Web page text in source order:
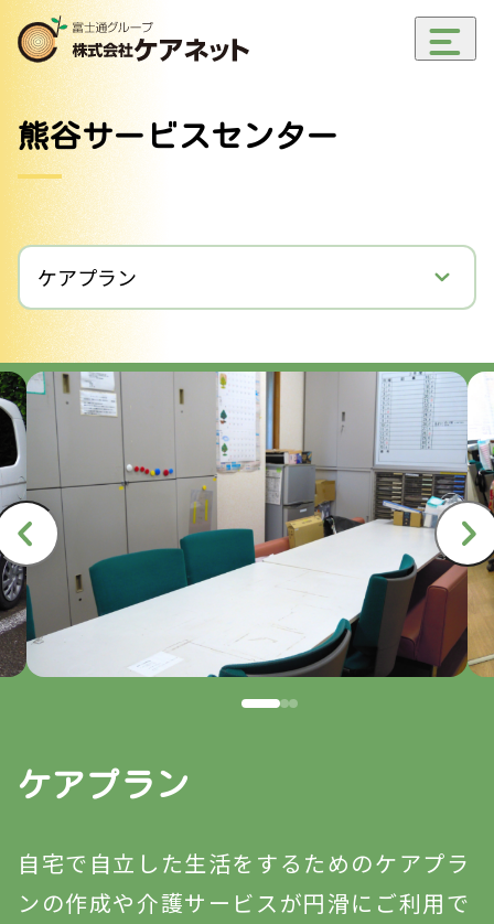
熊谷サービスセンター
ケアプラン
ケアプラン
自宅で自立した生活をするためのケアプラ
ンの作成や介護サービスが円滑にご利用で